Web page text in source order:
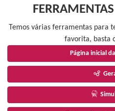
Temos várias ferramentas para
favorita, basta
Página inicial